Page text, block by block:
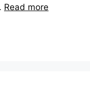
Read more